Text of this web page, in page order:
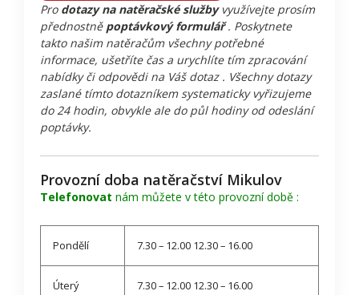
Pro dotazy na natěračské službyvyužívejte prosím
přednostně poptávkový formulář. Poskytnete
takto našim natěračům všechny potřebné
informace, ušetříte čas a urychlíte tím zpracování
nabídky či odpovědi na Váš dotaz . Všechny dotazy
zaslané tímto dotazníkem systematicky vyřizujeme
do 24 hodin, obvykle ale do půl hodiny od odeslání
poptávky.
Provozní doba natěračství Mikulov
Telefonovat nám můžete v této provozní době :
Pondělí 7.30 – 12.00 12.30 – 16.00
Úterý 7.30 – 12.00 12.30 – 16.00